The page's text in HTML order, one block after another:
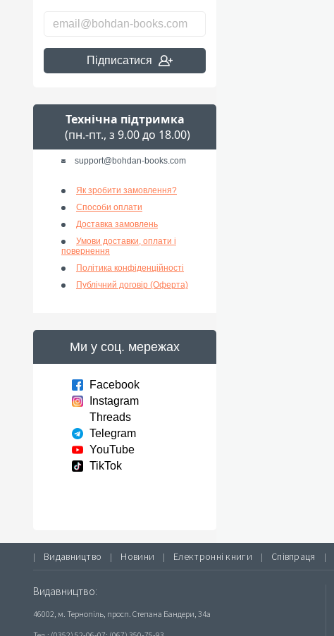
Підписатися
Технічна підтримка
(пн.-пт., з 9.00 до 18.00)
support@bohdan-books.com
Як зробити замовлення?
Способи оплати
Доставка замовлень
Умови доставки, оплати і
повернення
Політика конфіденційності
Публічний договір (Оферта)
Ми у соц. мережах
Facebook
Instagram
Threads
Telegram
YouTube
TikTok
| Видавництво | Новини | Електронні книги | Співпраця |
Видавництво:
46002, м. Тернопіль, просп. Степана Бандери, 34а